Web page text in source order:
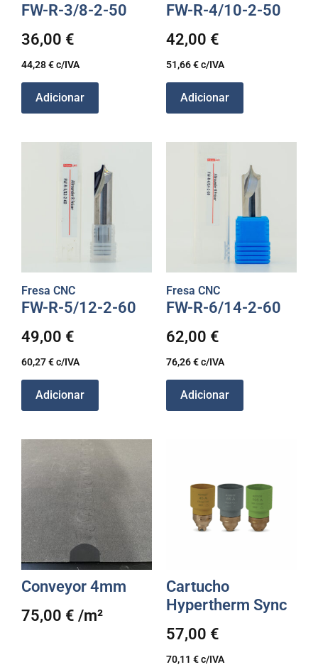
FW-R-3/8-2-50
36,00 €
44,28€c/IVA
Adicionar
FW-R-4/10-2-50
42,00 €
51,66€c/IVA
Adicionar
Fresa CNC
FW-R-5/12-2-60
49,00 €
60,27€c/IVA
Adicionar
Fresa CNC
FW-R-6/14-2-60
62,00 €
76,26€c/IVA
Adicionar
Conveyor 4mm
75,00 € /m²
Cartucho
Hypertherm Sync
57,00 €
70,11 €c/IVA